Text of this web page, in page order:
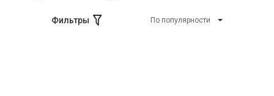
Фильтры По популярности